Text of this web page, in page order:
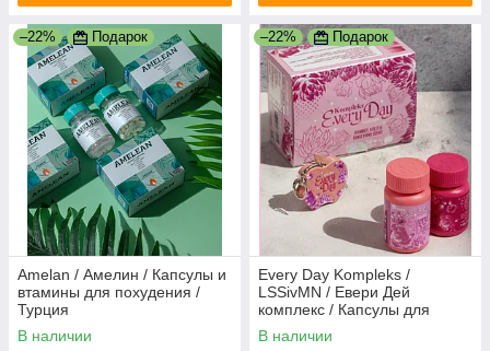
–22% Подарок
Amelan / Амелин / Капсулы и
втамины для похудения /
Турция
В наличии
–22% Подарок
Every Day Kompleks /
LSSivMN / Евери Дей
комплекс / Капсулы для
похудения / Индонезия
В наличии